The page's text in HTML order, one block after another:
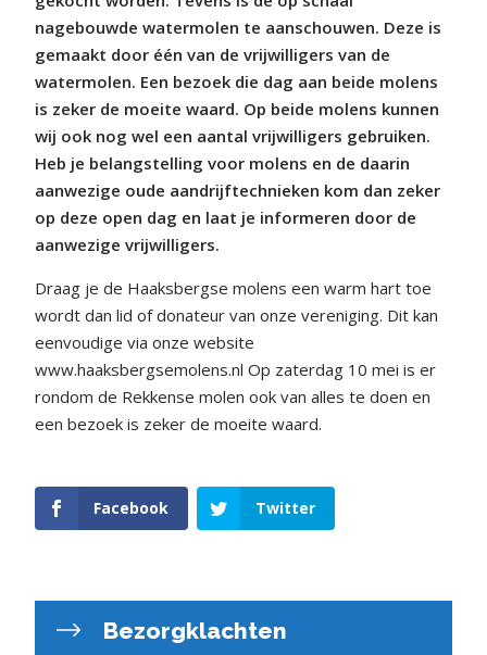
nagebouwde watermolen te aanschouwen. Deze is
gemaakt door één van de vrijwilligers van de
watermolen. Een bezoek die dag aan beide molens
is zeker de moeite waard. Op beide molens kunnen
wij ook nog wel een aantal vrijwilligers gebruiken.
Heb je belangstelling voor molens en de daarin
aanwezige oude aandrijftechnieken kom dan zeker
op deze open dag en laat je informeren door de
aanwezige vrijwilligers.
Draag je de Haaksbergse molens een warm hart toe
wordt dan lid of donateur van onze vereniging. Dit kan
eenvoudige via onze website
www.haaksbergsemolens.nl Op zaterdag 10 mei is er
rondom de Rekkense molen ook van alles te doen en
een bezoek is zeker de moeite waard.
Facebook Twitter
Bezorgklachten